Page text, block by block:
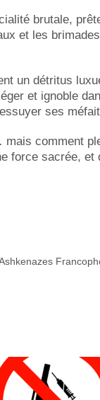
brutale,
et les
un détritus
et ignoble
ses
comment
force sacrée, et